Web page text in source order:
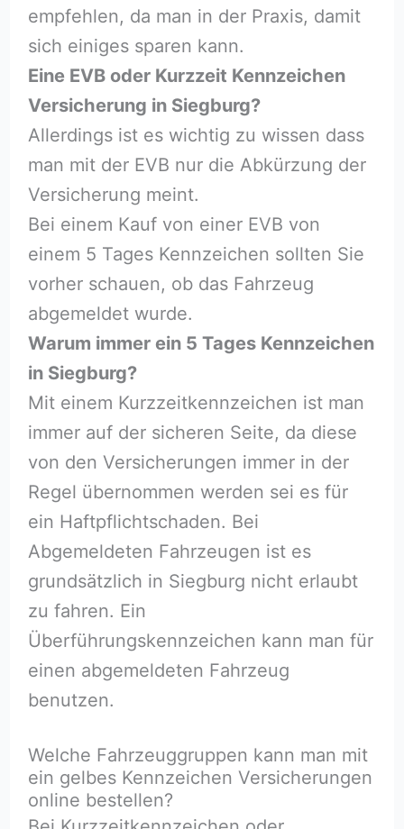
empfehlen, da man in der Praxis, damit
sich einiges sparen kann.
Eine EVB oder Kurzzeit Kennzeichen
Versicherung in Siegburg?
Allerdings ist es wichtig zu wissen dass
man mit der EVB nur die Abkürzung der
Versicherung meint.
Bei einem Kauf von einer EVB von
einem 5 Tages Kennzeichen sollten Sie
vorher schauen, ob das Fahrzeug
abgemeldet wurde.
Warum immer ein 5 Tages Kennzeichen
in Siegburg?
Mit einem Kurzzeitkennzeichen ist man
immer auf der sicheren Seite, da diese
von den Versicherungen immer in der
Regel übernommen werden sei es für
ein Haftpflichtschaden. Bei
Abgemeldeten Fahrzeugen ist es
grundsätzlich in Siegburg nicht erlaubt
zu fahren. Ein
Überführungskennzeichen kann man für
einen abgemeldeten Fahrzeug
benutzen.
Welche Fahrzeuggruppen kann man mit
ein gelbes Kennzeichen Versicherungen
online bestellen?